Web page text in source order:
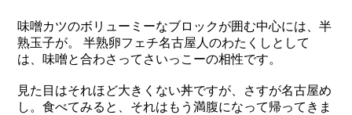
味噌カツのボリューミーなブロックが囲む中心には、半
熟玉子が。 半熟卵フェチ名古屋人のわたくしとして
は、味噌と合わさってさいっこーの相性です。
見た目はそれほど大きくない丼ですが、さすが名古屋め
し。食べてみると、それはもう満腹になって帰ってきま